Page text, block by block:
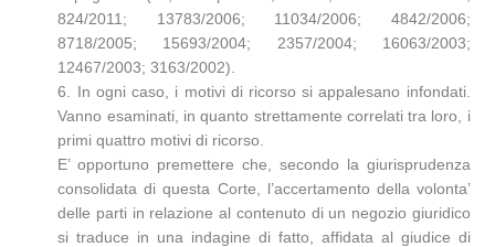
824/2011; 13783/2006; 11034/2006; 4842/2006;
8718/2005; 15693/2004; 2357/2004; 16063/2003;
12467/2003; 3163/2002).
6. In ogni caso, i motivi di ricorso si appalesano infondati.
Vanno esaminati, in quanto strettamente correlati tra loro, i
primi quattro motivi di ricorso.
E’ opportuno premettere che, secondo la giurisprudenza
consolidata di questa Corte, l’accertamento della volonta’
delle parti in relazione al contenuto di un negozio giuridico
si traduce in una indagine di fatto, affidata al giudice di